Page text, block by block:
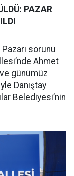
PAZAR
Pazarı sorunu
Ahmet
günümüz
Danıştay
Belediyesi’nin